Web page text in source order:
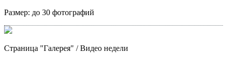
Размер: до 30 фотографий
Страница "Галерея" / Видео недели